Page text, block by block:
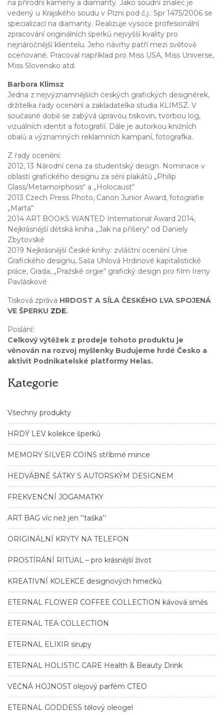
Kategorie
Všechny produkty
HRDÝ LEV kolekce šperků
MEMORY SILVER COINS stříbrné mince
HEDVÁBNÉ ŠÁTKY S AUTORSKÝM DESIGNEM
FREKVENČNÍ JOGAMATKY
ART BAG víc než jen ''taška''
ORIGINÁLNÍ KRYTY NA TELEFON
PROSTÍRÁNÍ RITUAL – pro krásnější život
KREATIVNÍ KOLEKCE designových hrnečků
ETERNAL FLOWER COFFEE COLLECTION kávová směs
ETERNAL TEA COLLECTION
ETERNAL ELIXIR sirupy
ETERNAL HOLISTIC CARE Health & Beauty Drink
VĚČNÁ HOJNOST olejový parfém CTEO
ETERNAL GODDESS tělový oleogel
na přírodní kameny a diamanty. Jako soudní znalec je
vedený u Krajského soudu v Plzni pod č.j.: Spr 1475/2006 se
specializací na diamanty. Realizuje vysoce profesionální
zpracování originálních šperků nejvyšší kvality pro
nejnáročnější klientelu. Jeho návrhy patří mezi světově
oceňované. Pracoval například pro Miss USA, Miss Universe,
Miss Slovensko atd.
Barbora Klimsz
Jedna z nejvýznamnějších českých grafických designérek,
držitelka řady ocenění a zakladatelka studia KLIMSZ. V
současné době se zabývá úpravou tiskovin, tvorbou log,
vizuálních identit a fotografií. Dále je autorkou knižních
obalů a významných reklamních kampaní, fotografka.
Z řady ocenění:
2012, 13 Národní cena za studentský design. Nominace v
oblasti grafického designu za sérii plakátů „Philip
Glass/Metamorphosis“ a „Holocaust“
2013 Czech Press Photo, Canon Junior Award, fotografie
„Marta“
2014 ART BOOKS WANTED International Award 2014,
Nejkrásnější dětská kniha „Jak na příšery“ od Daniely
Zbytovské
2019 Nejkrásnější České knihy: zvláštní ocenění Unie
Grafického designu, Saša Uhlová Hrdinové kapitalistické
práce, Grada, „Pražské orgie“ grafický design pro film Ireny
Pavláskové
Tisková zpráva HRDOST A SÍLA ČESKÉHO LVA SPOJENÁ
VE ŠPERKU ZDE.
Poslání:
Celkový výtěžek z prodeje tohoto produktu je
věnován na rozvoj myšlenky Budujeme hrdé Česko a
aktivit Podnikatelské platformy Helas.